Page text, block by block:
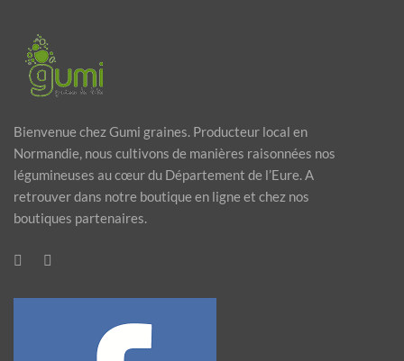
Bienvenue chez Gumi graines. Producteur local en
Normandie, nous cultivons de manières raisonnées nos
légumineuses au cœur du Département de l’Eure. A
retrouver dans notre boutique en ligne et chez nos
boutiques partenaires.